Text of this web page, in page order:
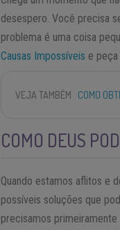
desespero. Você precisa
problema é uma coisa
Causas Impossíveis e
VEJA TAMBÉM COMO
COMO DEUS
Quando estamos aflitos e
possíveis soluções que
precisamos